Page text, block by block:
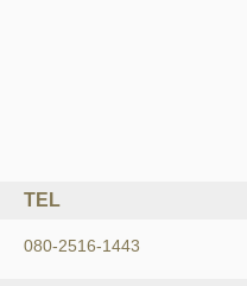
TEL
080-2516-1443